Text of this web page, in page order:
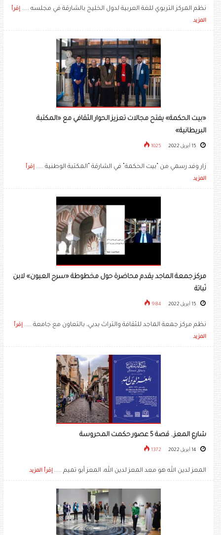
نظم المركز التربوي للغة العربية لدول الخليج بالشارقة في مجلسه ..... إقرأ
المزيد
«بيت الحكمة» يفتح مجالات تعزيز الحوار الثقافي مع «المكتبة
البريطانية»
1025
زار وفد رسمي من “بيت الحكمة” في الشارقة “المكتبة الوطنية ..... إقرأ
المزيد
مركز جمعة الماجد يقدم محاضرة حول مخطوطة «سرح العيون» لابن
نَباتة
984
نظم مركز جمعة الماجد للثقافة والتراث بدبي، بالتعاون مع جامعة ..... إقرأ
المزيد
شارع المعز.. قصة 5 عصور حكمت المحروسة
1372
المعز لدين الله هو معد المعز لدين الله، المعز أبو تميم ..... إقرأ المزيد